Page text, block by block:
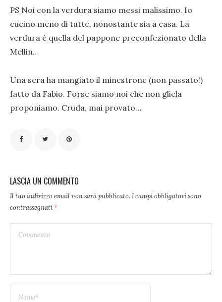
PS Noi con la verdura siamo messi malissimo. Io
cucino meno di tutte, nonostante sia a casa. La
verdura è quella del pappone preconfezionato della
Mellin…
Una sera ha mangiato il minestrone (non passato!)
fatto da Fabio. Forse siamo noi che non gliela
proponiamo. Cruda, mai provato…
LASCIA UN COMMENTO
Il tuo indirizzo email non sarà pubblicato. I campi obbligatori sono
contrassegnati*